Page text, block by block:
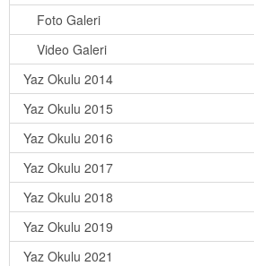
Foto Galeri
Video Galeri
Yaz Okulu 2014
Yaz Okulu 2015
Yaz Okulu 2016
Yaz Okulu 2017
Yaz Okulu 2018
Yaz Okulu 2019
Yaz Okulu 2021